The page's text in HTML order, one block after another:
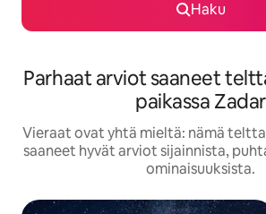
Haku
Parhaat arviot saaneet
paikassa Zadar
Vieraat ovat yhtä mieltä: nämä
saaneet hyvät arviot sijainnista,
ominaisuuksista.